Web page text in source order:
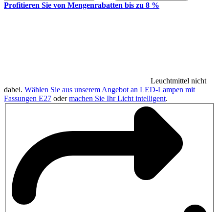
Profitieren Sie von Mengenrabatten bis zu 8 %
Leuchtmittel nicht
dabei. Wählen Sie aus unserem Angebot an LED-Lampen mit
Fassungen E27 odermachen Sie Ihr Licht intelligent.